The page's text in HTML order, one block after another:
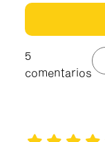
5
comentarios